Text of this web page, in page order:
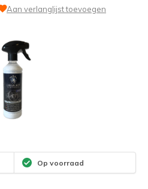
Aan verlanglijst toevoegen
Op voorraad